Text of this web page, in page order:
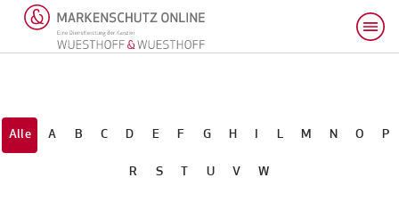
Alle A B C D E F G H I L M N O P
R S T U V W